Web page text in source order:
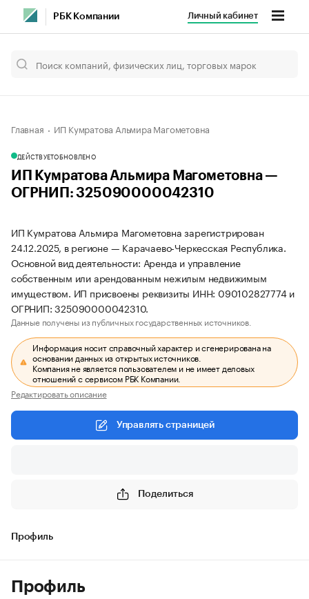
РБК Компании Личный кабинет
Главная ИП Кумратова Альмира Магометовна
ДЕЙСТВУЕТОБНОВЛЕНО
ИП Кумратова Альмира Магометовна —
ОГРНИП: 325090000042310
ИП Кумратова Альмира Магометовна зарегистрирован
24.12.2025, в регионе — Карачаево-Черкесская Республика.
Основной вид деятельности: Аренда и управление
собственным или арендованным нежилым недвижимым
имуществом. ИП присвоены реквизиты ИНН: 090102827774 и
ОГРНИП: 325090000042310.
Данные получены из публичных государственных источников.
Информация носит справочный характер и сгенерирована на
основании данных из открытых источников.
Компания не является пользователем и не имеет деловых
отношений с сервисом РБК Компании.
Редактировать описание
Управлять страницей
Поделиться
Профиль
Профиль